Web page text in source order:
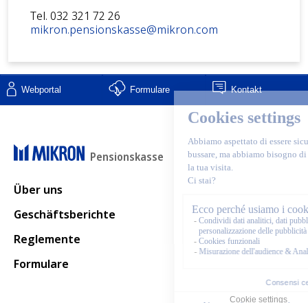
Tel. 032 321 72 26
mikron.pensionskasse@mikron.com
Webportal Formulare Kontakt
Pensionskasse
Main navigation
Über uns
Geschäftsberichte
Reglemente
Formulare